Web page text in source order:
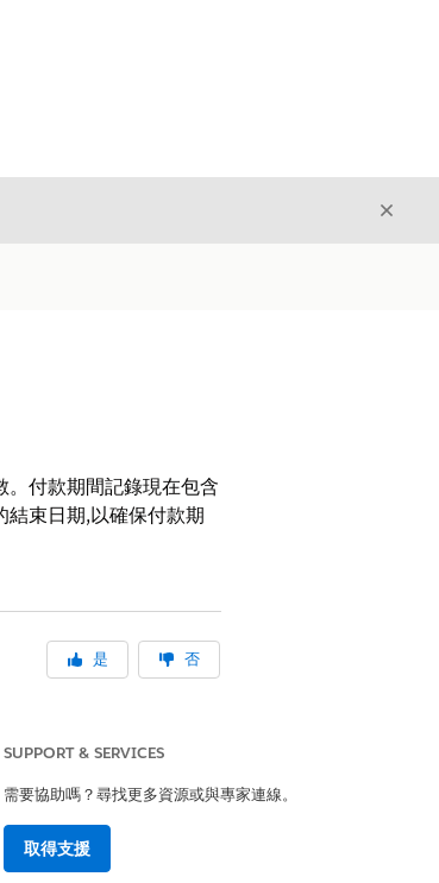
結束
。付款期間記錄現在包含
束日期,以確保付款期
是 否
SUPPORT & SERVICES
需要協助嗎？尋找更多資源或與專家連線。
取得支援